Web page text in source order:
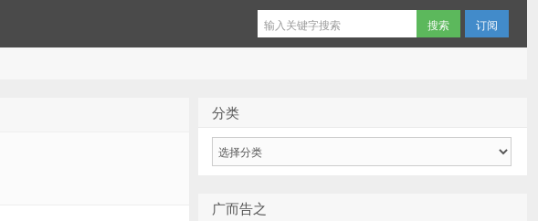
订阅
分类
广而告之